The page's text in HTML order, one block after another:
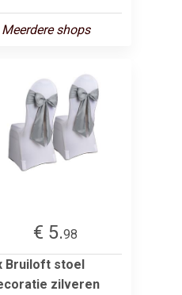
Meerdere shops
€ 5.98
Bruiloft stoel
zilveren